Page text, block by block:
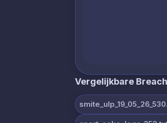
Vergelijkbare